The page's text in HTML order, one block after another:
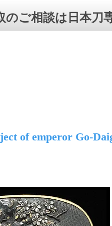
のご相談は日本刀
of emperor Go-